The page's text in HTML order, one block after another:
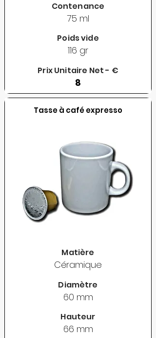
Contenance
75 ml
Poids vide
116 gr
Prix Unitaire Net - €
8
Tasse à café expresso
Matière
Céramique
Diamètre
60 mm
Hauteur
66 mm